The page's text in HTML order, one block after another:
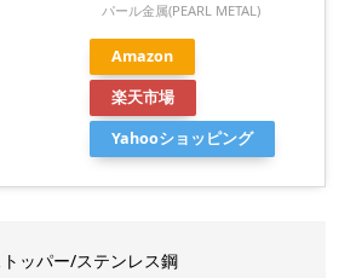
パール金属(PEARL METAL)
Amazon
楽天市場
Yahooショッピング
トッパー/ステンレス鋼